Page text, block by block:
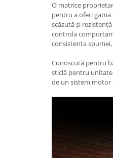
O matrice
pentru a oferi
scăzută și
controla
consistenta
Cunoscută pentru
sticlă pentru
de un sistem motor